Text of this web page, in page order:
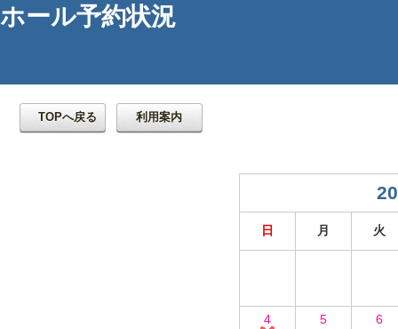
ホール予約状況
TOPへ戻る 利用案内
日 月 火
4 5 6